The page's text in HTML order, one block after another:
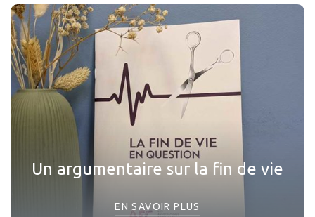
Un argumentaire sur la fin de vie
EN SAVOIR PLUS